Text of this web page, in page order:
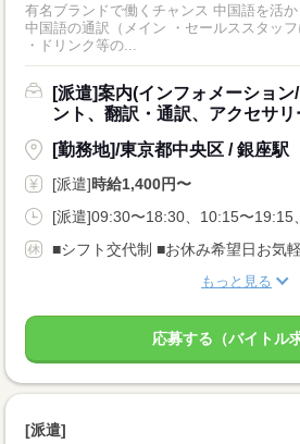
有名ブランドで働くチャンス 中国語を活
中国語の通訳（メイン ・セールススタッ
・ドリンク等の...
[派遣]案内(インフォメーショ
ント、翻訳・通訳、アクセサ
[勤務地]/東京都中央区 / 銀座駅
[派遣]時給1,400円〜
[派遣]09:30〜18:30、10:15〜19:15
■シフト交代制 ■お休み希望日お気
もっと見る
応募する（バイトル
[派遣]